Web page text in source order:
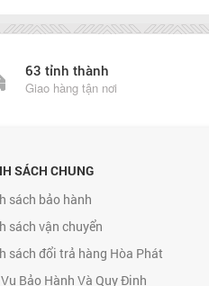
63 tỉnh thành
Giao hàng tận nơi
SÁCH CHUNG
sách bảo hành
sách vận chuyển
sách đổi trả hàng Hòa Phát
Bảo Hành Và Quy Định